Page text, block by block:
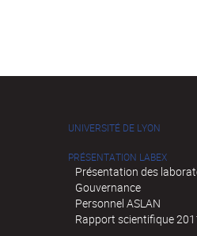
UNIVERSITÉ DE LYON
PRÉSENTATION LABEX
Présentation des
Gouvernance
Personnel ASLAN
Rapport scientifique